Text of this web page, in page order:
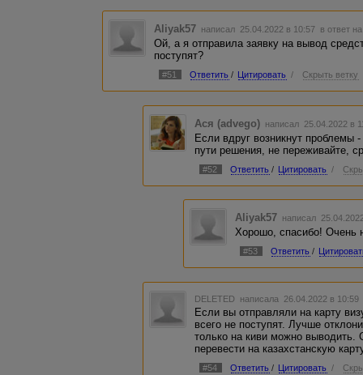
Aliyak57 написал 25.04.2022 в 10:57 в ответ
Ой, а я отправила заявку на вывод
поступят?
#51 Ответить / Цитировать / Скрыть ветку
Ася (advego) написал 25.04.2022 в
Если вдруг возникнут проблемы
пути решения, не переживайте,
#52 Ответить / Цитировать /
Aliyak57 написал
Хорошо, спасибо! Очень
#53 Ответить /
DELETED написала 26.04.2022 в
Если вы отправляли на карту
всего не поступят. Лучше
только на киви можно
перевести на казахстанскую
#54 Ответить / Цитировать /